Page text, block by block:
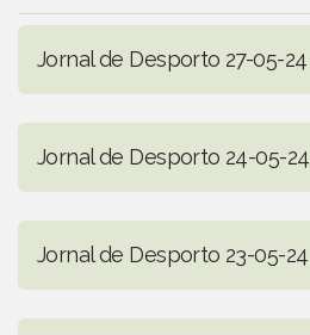
Jornal de Desporto 27-05-24
Jornal de Desporto 24-05-24
Jornal de Desporto 23-05-24